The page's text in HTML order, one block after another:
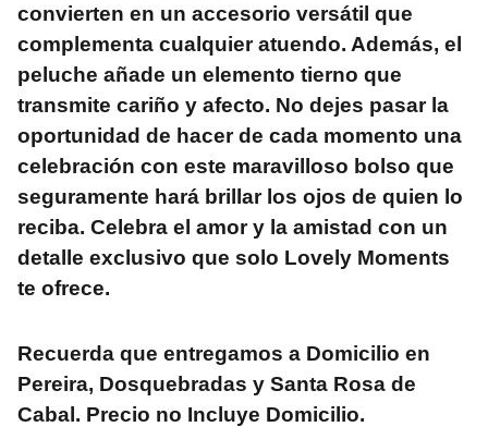
convierten en un accesorio versátil que
complementa cualquier atuendo. Además, el
peluche añade un elemento tierno que
transmite cariño y afecto. No dejes pasar la
oportunidad de hacer de cada momento una
celebración con este maravilloso bolso que
seguramente hará brillar los ojos de quien lo
reciba. Celebra el amor y la amistad con un
detalle exclusivo que solo Lovely Moments
te ofrece.
Recuerda que entregamos a Domicilio en
Pereira, Dosquebradas y Santa Rosa de
Cabal. Precio no Incluye Domicilio.